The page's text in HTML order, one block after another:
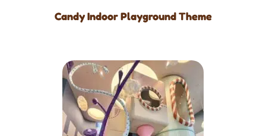
Candy Indoor Playground Theme